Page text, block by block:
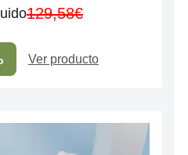
129,58€
Ver producto